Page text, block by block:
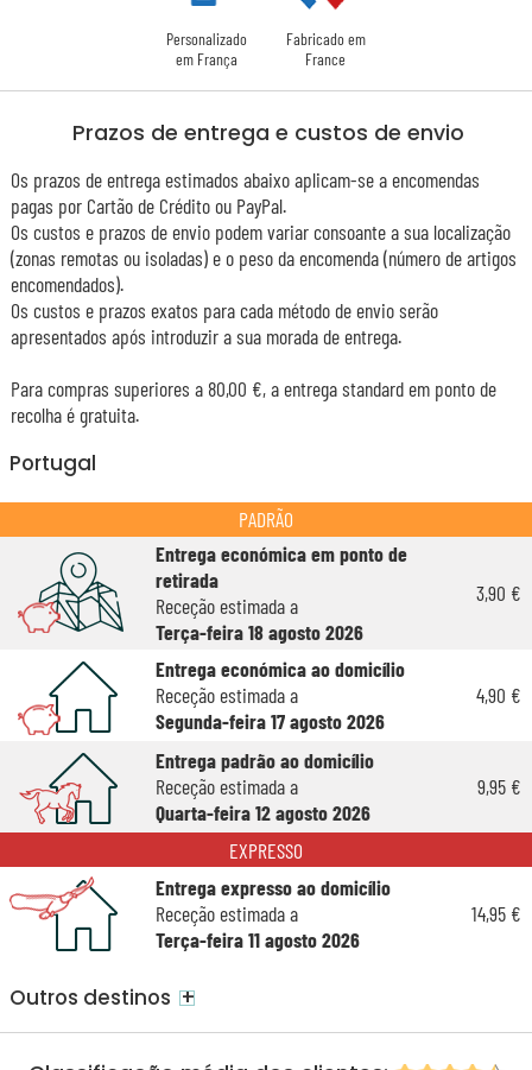
Personalizado
em França
Fabricado em
France
Prazos de entrega e custos de envio
Os prazos de entrega estimados abaixo aplicam-se a encomendas
pagas por Cartão de Crédito ou PayPal.
Os custos e prazos de envio podem variar consoante a sua localização
(zonas remotas ou isoladas) e o peso da encomenda (número de artigos
encomendados).
Os custos e prazos exatos para cada método de envio serão
apresentados após introduzir a sua morada de entrega.
Para compras superiores a 80,00 €, a entrega standard em ponto de
recolha é gratuita.
Portugal
PADRÃO
Entrega económica em ponto de
retirada
Receção estimada a
Terça-feira 18 agosto 2026
3,90 €
Entrega económica ao domicílio
Receção estimada a
Segunda-feira 17 agosto 2026
4,90 €
Entrega padrão ao domicílio
Receção estimada a
Quarta-feira 12 agosto 2026
9,95 €
EXPRESSO
Entrega expresso ao domicílio
Receção estimada a
Terça-feira 11 agosto 2026
14,95 €
Outros destinos +